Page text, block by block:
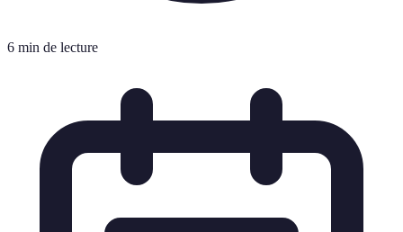
6 min de lecture